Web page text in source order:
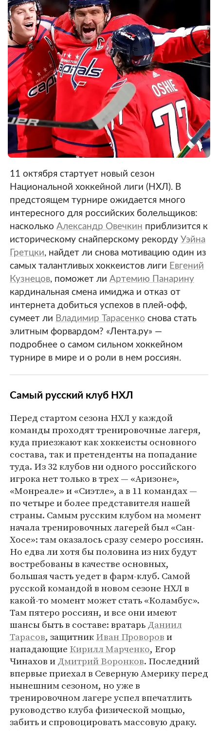
11 октября стартует новый сезон
Национальной хоккейной лиги (НХЛ). В
предстоящем турнире ожидается много
интересного для российских болельщиков:
насколько Александр Овечкин приблизится к
историческому снайперскому рекорду Уэйна
Гретцки, найдет ли снова мотивацию один из
самых талантливых хоккеистов лиги Евгений
Кузнецов, поможет ли Артемию Панарину
кардинальная смена имиджа и отказ от
интернета добиться успехов в плей-офф,
сумеет ли Владимир Тарасенко снова стать
элитным форвардом? «Лента.ру» —
подробнее о самом сильном хоккейном
турнире в мире и о роли в нем россиян.
Самый русский клуб НХЛ
Перед стартом сезона НХЛ у каждой
команды проходят тренировочные лагеря,
куда приезжают как хоккеисты основного
состава, так и претенденты на попадание
туда. Из 32 клубов ни одного российского
игрока нет только в трех — «Аризоне»,
«Монреале» и «Сиэтле», а в 11 командах —
по четыре и более представителя нашей
страны. Самым русским клубом на момент
начала тренировочных лагерей был «Сан-
Хосе»: там оказалось сразу семеро россиян.
Но едва ли хотя бы половина из них будут
востребованы в качестве основных,
большая часть уедет в фарм-клуб. Самой
русской командой в новом сезоне НХЛ в
какой-то момент может стать «Коламбус».
Там пятеро россиян, и все они имеют
шансы быть в составе: вратарьДаниил
Тарасов, защитникИван Проворови
нападающие Кирилл Марченко, Егор
Чинахов иДмитрий Воронков. Последний
впервые приехал в Северную Америку перед
нынешним сезоном, но уже в
тренировочном лагере успел впечатлить
руководство клуба физической мощью,
забить и спровоцировать массовую драку.